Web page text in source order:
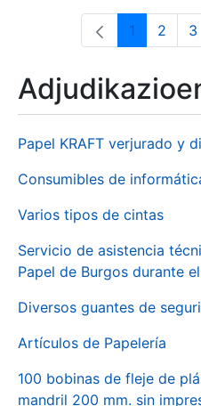
Orrialdea
1 2 3
Papel KRAFT verjurado y
Consumibles de
Varios tipos de cintas
Servicio de asistencia
Papel de Burgos durante
Diversos guantes de
Artículos de Papelería
100 bobinas de fleje de
mandril 200 mm. sin